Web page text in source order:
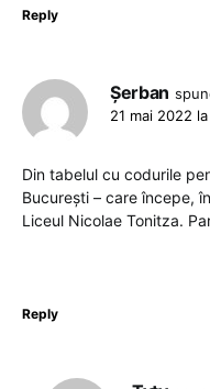
Reply
Șerban
21 mai 2022
Din tabelul cu codurile
București – care începe,
Liceul Nicolae Tonitza.
Reply